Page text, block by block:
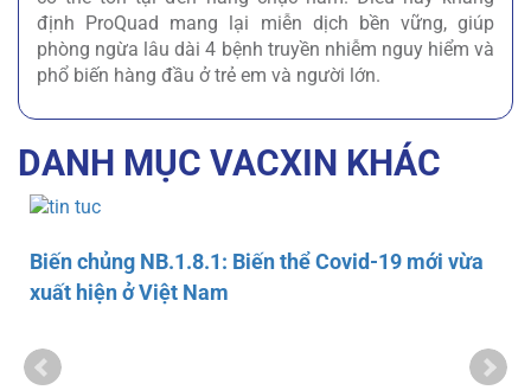
định ProQuad mang lại miễn dịch bền vững, giúp
phòng ngừa lâu dài 4 bệnh truyền nhiễm nguy hiểm và
phổ biến hàng đầu ở trẻ em và người lớn.
DANH MỤC VACXIN KHÁC
Biến chủng NB.1.8.1: Biến thể Covid-19 mới vừa
xuất hiện ở Việt Nam